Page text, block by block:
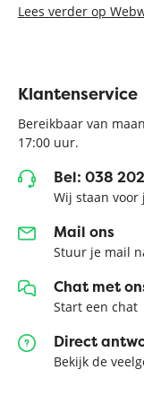
Lees verder op
Klantenservice
Bereikbaar van
17:00 uur.
Bel: 038
Wij staan voor
Mail ons
Stuur je mail
Chat met
Start een chat
Direct
Bekijk de